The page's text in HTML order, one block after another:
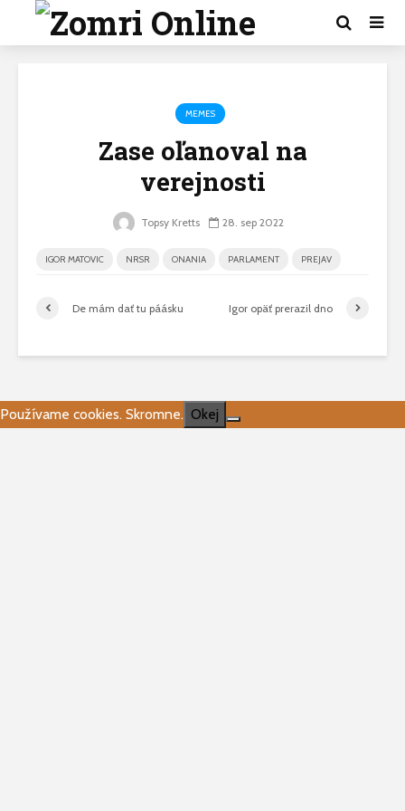
MEMES
Zase oľanoval na
verejnosti
Topsy Kretts 28. sep 2022
IGOR MATOVIC NRSR ONANIA PARLAMENT PREJAV
De mám dať tu páásku Igor opäť prerazil dno
Používame cookies. Skromne. Okej